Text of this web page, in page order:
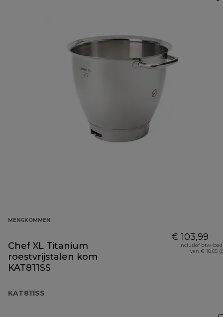
MENGKOMMEN
Chef XL Titanium
roestvrijstalen kom
KAT811SS
KAT811SS
€ 103,99
Inclusief btw-
van € 18,05